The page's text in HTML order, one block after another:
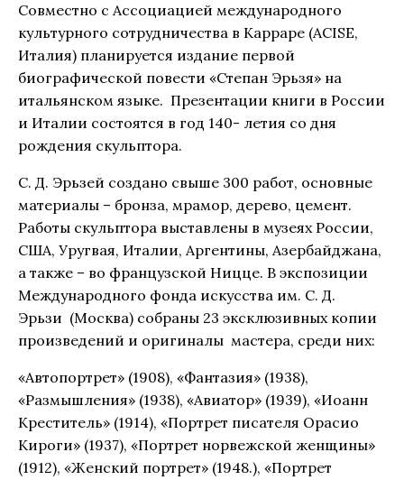
Совместно с Ассоциацией международного
культурного сотрудничества в Карраре (ACISE,
Италия) планируется издание первой
биографической повести «Степан Эрьзя» на
итальянском языке. Презентации книги в России
и Италии состоятся в год 140- летия со дня
рождения скульптора.
С. Д. Эрьзей создано свыше 300 работ, основные
материалы – бронза, мрамор, дерево, цемент.
Работы скульптора выставлены в музеях России,
США, Уругвая, Италии, Аргентины, Азербайджана,
а также – во французской Ницце. В экспозиции
Международного фонда искусства им. С. Д.
Эрьзи (Москва) собраны 23 эксклюзивных копии
произведений и оригиналы мастера, среди них:
«Автопортрет» (1908), «Фантазия» (1938),
«Размышления» (1938), «Авиатор» (1939), «Иоанн
Креститель» (1914), «Портрет писателя Орасио
Кироги» (1937), «Портрет норвежской женщины»
(1912), «Женский портрет» (1948.), «Портрет